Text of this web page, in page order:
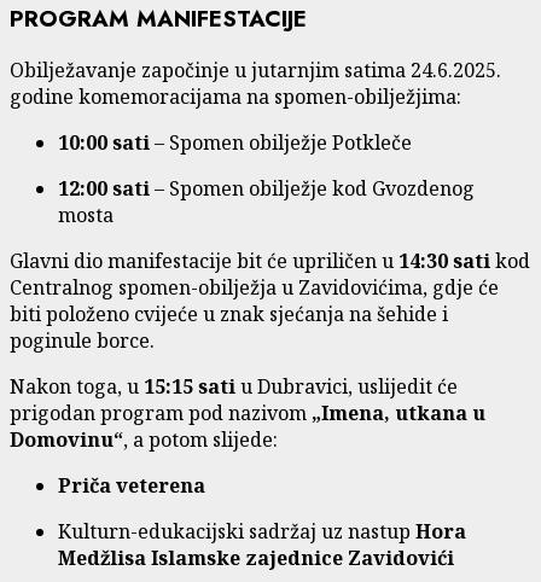
PROGRAM MANIFESTACIJE
Obilježavanje započinje u jutarnjim satima 24.6.2025.
godine komemoracijama na spomen-obilježjima:
10:00 sati– Spomen obilježje Potkleče
12:00 sati– Spomen obilježje kod Gvozdenog
mosta
Glavni dio manifestacije bit će upriličen u 14:30 satikod
Centralnog spomen-obilježja u Zavidovićima, gdje će
biti položeno cvijeće u znak sjećanja na šehide i
poginule borce.
Nakon toga, u 15:15 satiu Dubravici, uslijedit će
prigodan program pod nazivom „Imena, utkana u
Domovinu“, a potom slijede:
Priča veterena
Kulturn-edukacijski sadržaj uz nastup Hora
Medžlisa Islamske zajednice Zavidovići